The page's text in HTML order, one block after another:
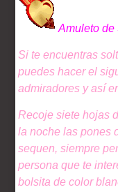
Amuleto de
Si te encuentras
puedes hacer el
admiradores y así
Recoje siete hojas
la noche las pones
sequen, siempre
persona que te
bolsita de color